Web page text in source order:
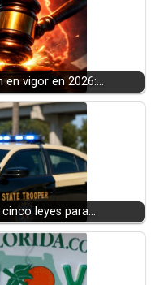
en vigor en 2026:…
leyes para…